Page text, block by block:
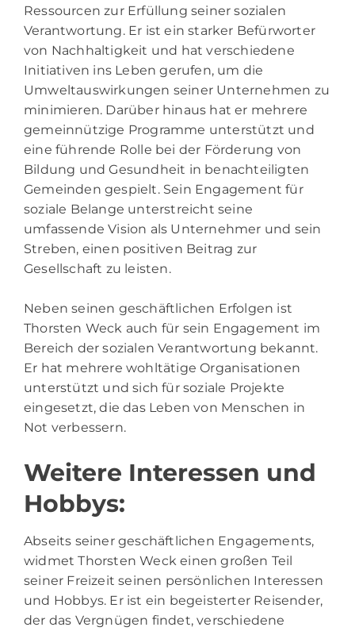
Ressourcen zur Erfüllung seiner sozialen
Verantwortung. Er ist ein starker Befürworter
von Nachhaltigkeit und hat verschiedene
Initiativen ins Leben gerufen, um die
Umweltauswirkungen seiner Unternehmen zu
minimieren. Darüber hinaus hat er mehrere
gemeinnützige Programme unterstützt und
eine führende Rolle bei der Förderung von
Bildung und Gesundheit in benachteiligten
Gemeinden gespielt. Sein Engagement für
soziale Belange unterstreicht seine
umfassende Vision als Unternehmer und sein
Streben, einen positiven Beitrag zur
Gesellschaft zu leisten.
Neben seinen geschäftlichen Erfolgen ist
Thorsten Weck auch für sein Engagement im
Bereich der sozialen Verantwortung bekannt.
Er hat mehrere wohltätige Organisationen
unterstützt und sich für soziale Projekte
eingesetzt, die das Leben von Menschen in
Not verbessern.
Weitere Interessen und
Hobbys:
Abseits seiner geschäftlichen Engagements,
widmet Thorsten Weck einen großen Teil
seiner Freizeit seinen persönlichen Interessen
und Hobbys. Er ist ein begeisterter Reisender,
der das Vergnügen findet, verschiedene